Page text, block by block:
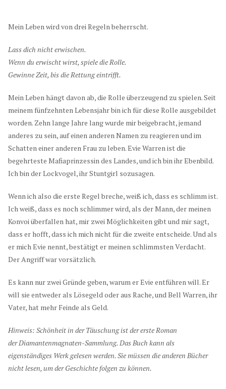
Mein Leben wird von drei Regeln beherrscht.
Lass dich nicht erwischen.
Wenn du erwischt wirst, spiele die Rolle.
Gewinne Zeit, bis die Rettung eintrifft.
Mein Leben hängt davon ab, die Rolle überzeugend zu spielen. Seit
meinem fünfzehnten Lebensjahr bin ich für diese Rolle ausgebildet
worden. Zehn lange Jahre lang wurde mir beigebracht, jemand
anderes zu sein, auf einen anderen Namen zu reagieren und im
Schatten einer anderen Frau zu leben. Evie Warren ist die
begehrteste Mafiaprinzessin des Landes, und ich bin ihr Ebenbild.
Ich bin der Lockvogel, ihr Stuntgirl sozusagen.
Wenn ich also die erste Regel breche, weiß ich, dass es schlimm ist.
Ich weiß, dass es noch schlimmer wird, als der Mann, der meinen
Konvoi überfallen hat, mir zwei Möglichkeiten gibt und mir sagt,
dass er hofft, dass ich mich nicht für die zweite entscheide. Und als
er mich Evie nennt, bestätigt er meinen schlimmsten Verdacht.
Der Angriff war vorsätzlich.
Es kann nur zwei Gründe geben, warum er Evie entführen will. Er
will sie entweder als Lösegeld oder aus Rache, und Bell Warren, ihr
Vater, hat mehr Feinde als Geld.
Hinweis: Schönheit in der Täuschungist der erste Roman
derDiamantenmagnaten-Sammlung. Das Buch kann als
eigenständiges Werk gelesen werden. Sie müssen die anderen Bücher
nicht lesen, um der Geschichte folgen zu können.